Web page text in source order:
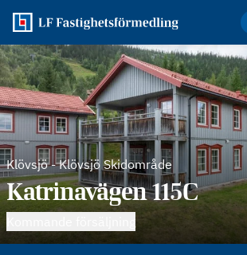
Klövsjö-Klövsjö Skidområde
Katrinavägen 115C